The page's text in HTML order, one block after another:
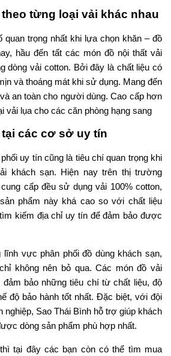
từng loại vải khác nhau
quan trọng nhất khi lựa chọn khăn – đồ
hầu đến tất các món đồ nội thất vải
dòng vải cotton. Bởi đây là chất liệu có
và thoáng mát khi sử dụng. Mang đến
an toàn cho người dùng. Cao cấp hơn
vải lụa cho các căn phòng hạng sang
các cơ sở uy tín
uy tín cũng là tiêu chí quan trọng khi
khách sạn. Hiện nay trên thị trường
cấp đều sử dụng vải 100% cotton,
phẩm này khá cao so với chất liệu
kiếm địa chỉ uy tín để đảm bảo được
vực phân phối đồ dùng khách sạn,
không nên bỏ qua. Các món đồ vải
đảm bảo những tiêu chí từ chất liệu, độ
độ bảo hành tốt nhất. Đặc biệt, với đội
nghiệp, Sao Thái Bình hỗ trợ giúp khách
dòng sản phẩm phù hợp nhất.
tại đây các bạn còn có thể tìm mua